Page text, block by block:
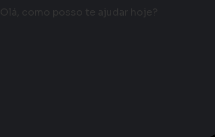
Olá, como posso te ajudar hoje?